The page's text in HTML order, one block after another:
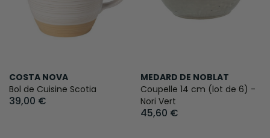
COSTA NOVA
Bol de Cuisine Scotia
39,00 €
MEDARD DE NOBLAT
Coupelle 14 cm (lot de 6) -
Nori Vert
45,60 €